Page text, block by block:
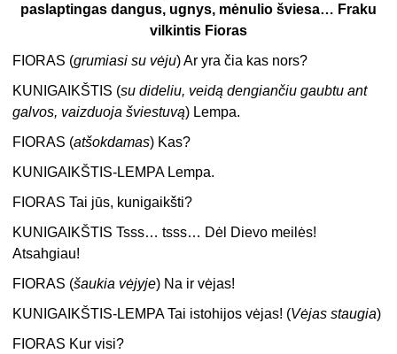
paslaptingas dangus, ugnys, mėnulio šviesa… Fraku
vilkintis Fioras
FIORAS (grumiasi su vėju) Ar yra čia kas nors?
KUNIGAIKŠTIS (su dideliu, veidą dengiančiu gaubtu ant
galvos, vaizduoja šviestuvą) Lempa.
FIORAS (atšokdamas) Kas?
KUNIGAIKŠTIS-LEMPA Lempa.
FIORAS Tai jūs, kunigaikšti?
KUNIGAIKŠTIS Tsss… tsss… Dėl Dievo meilės!
Atsahgiau!
FIORAS (šaukia vėjyje) Na ir vėjas!
KUNIGAIKŠTIS-LEMPA Tai istohijos vėjas! (Vėjas staugia)
FIORAS Kur visi?